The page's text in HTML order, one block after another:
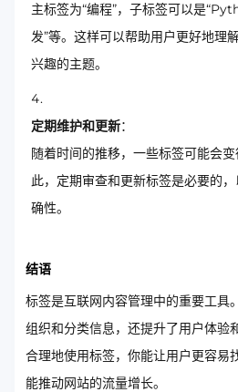
主标签为“编程”，子标签可以是
发”等。这样可以帮助用户更好地理
兴趣的主题。
定期维护和更新：
随着时间的推移，一些标签可能会
此，定期审查和更新标签是必要的
确性。
结语
标签是互联网内容管理中的重要工具
组织和分类信息，还提升了用户体验
合理地使用标签，你能让用户更容易
能推动网站的流量增长。